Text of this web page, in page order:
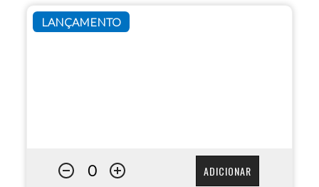
LANÇAMENTO
ADICIONAR